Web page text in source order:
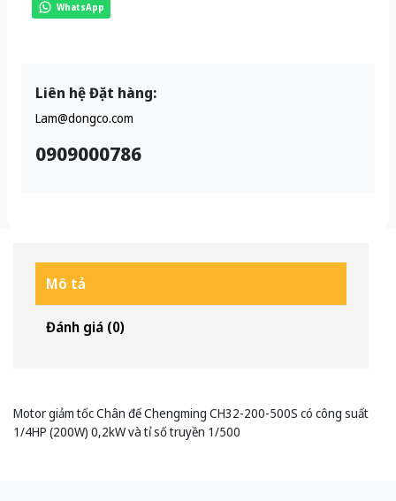
WhatsApp
Liên hệ Đặt hàng:
Lam@dongco.com
0909000786
Mô tả
Đánh giá (0)
Motor giảm tốc Chân đế Chengming CH32-200-500S có công suất
1/4HP (200W) 0,2kW và tỉ số truyền 1/500